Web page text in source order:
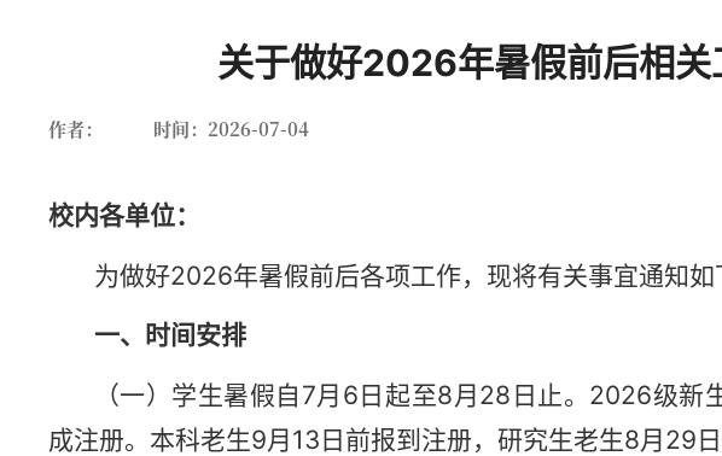
首页
关于做好2026年暑假前后相关
作者： 时间：2026-07-04
校内各单位：
为做好2026年暑假前后各项工作，现将有关事宜通知如
一、时间安排
（一）学生暑假自7月6日起至8月28日止。2026级
成注册。本科老生9月13日前报到注册，研究生老生8月29日